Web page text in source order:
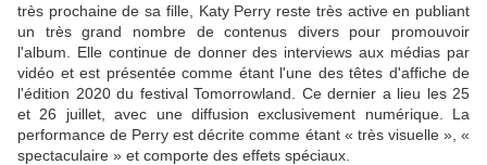
très prochaine de sa fille, Katy Perry reste très active en publiant
un très grand nombre de contenus divers pour promouvoir
l'album. Elle continue de donner des interviews aux médias par
vidéo et est présentée comme étant l'une des têtes d'affiche de
l'édition 2020 du festival Tomorrowland. Ce dernier a lieu les 25
et 26 juillet, avec une diffusion exclusivement numérique. La
performance de Perry est décrite comme étant « très visuelle », «
spectaculaire » et comporte des effets spéciaux.